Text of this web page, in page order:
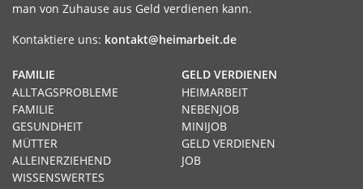
man von Zuhause aus Geld verdienen kann.
Kontaktiere uns: kontakt@heimarbeit.de
GELD VERDIENEN
HEIMARBEIT
NEBENJOB
MINIJOB
GELD VERDIENEN
JOB
FAMILIE
ALLTAGSPROBLEME
FAMILIE
GESUNDHEIT
MÜTTER
ALLEINERZIEHEND
WISSENSWERTES